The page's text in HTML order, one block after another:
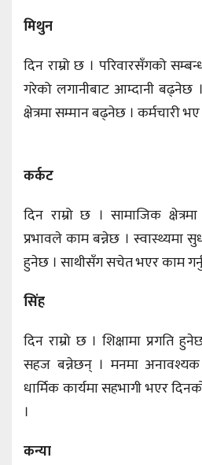
मिथुन
दिन राम्रो छ । परिवारसँगको
गरेको लगानीबाट आम्दानी बढ्नेछ
क्षेत्रमा सम्मान बढ्नेछ । कर्मचारी
कर्कट
दिन राम्रो छ । सामाजिक
प्रभावले काम बन्नेछ । स्वास्थ्यमा
हुनेछ । साथीसँग सचेत भएर काम
सिंह
दिन राम्रो छ । शिक्षामा प्रगति
सहज बन्नेछन् । मनमा
धार्मिक कार्यमा सहभागी भएर
।
कन्या